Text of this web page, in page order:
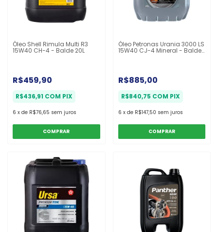
Óleo Shell Rimula Multi R3
15W40 CH-4 - Balde 20L
R$459,90
R$436,91 COM PIX
6 x de R$76,65 sem juros
Óleo Petronas Urania 3000 LS
15W40 CJ-4 Mineral - Balde
R$885,00
R$840,75 COM PIX
6 x de R$147,50 sem juros